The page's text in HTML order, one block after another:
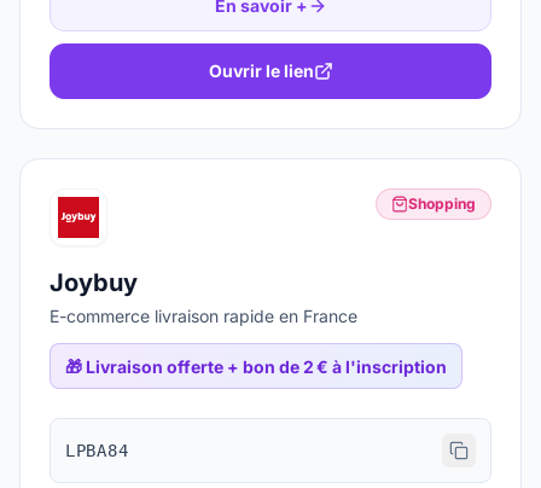
En savoir +
Ouvrir le lien
Shopping
Joybuy
E-commerce livraison rapide en France
🎁 Livraison offerte + bon de 2 € à l'inscription
LPBA84